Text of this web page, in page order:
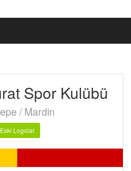
Spor Kulübü
/ Mardin
Eski Logolar